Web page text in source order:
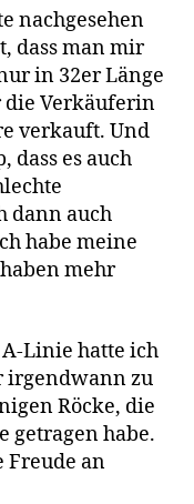
nachgesehen
dass man mir
in 32er Länge
die Verkäuferin
verkauft. Und
dass es auch
dann auch
habe meine
mehr
Linie hatte ich
irgendwann zu
Röcke, die
getragen habe.
Freude an